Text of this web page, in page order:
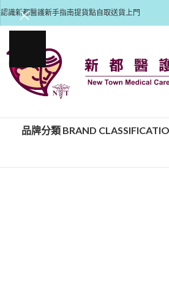
認識新都醫護新手指南提貨點自取送貨上門
品牌分類 BRAND